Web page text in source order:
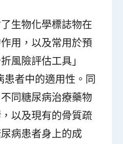
生物化學標誌物在
用，以及常用於預
風險評估工具」
患者中的適用性。同
同糖尿病治療藥物
以及現有的骨質疏
病患者身上的成